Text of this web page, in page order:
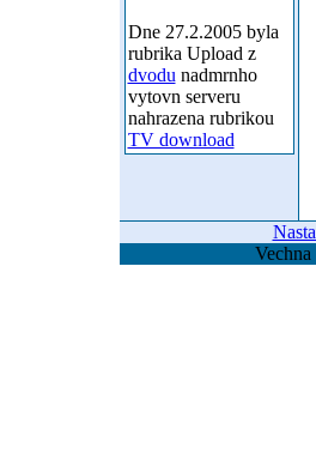
Dne 27.2.2005 byla
rubrika Upload z
dvodu nadmrnho
vytovn serveru
nahrazena rubrikou
TV download